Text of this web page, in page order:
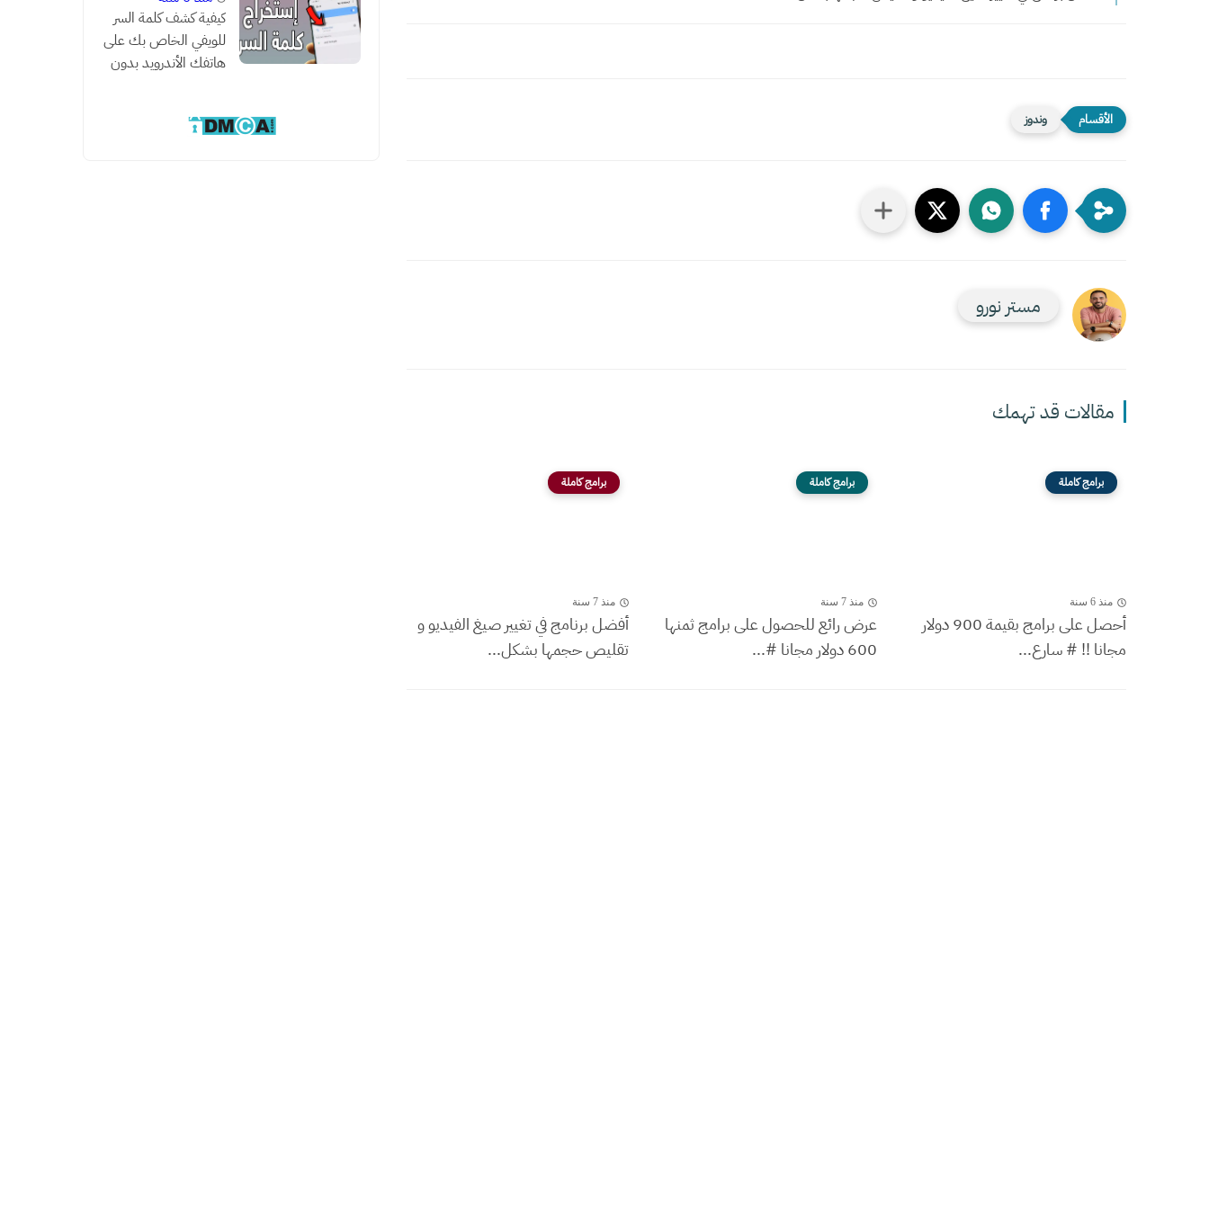
وندوز
مستر نورو
مقالات قد تهمك
برامج كاملة
منذ 6 سنة
أحصل على برامج بقيمة 900 دولار
مجانا !! # سارع...
برامج كاملة
منذ 7 سنة
عرض رائع للحصول على برامج ثمنها
600 دولار مجانا #...
برامج كاملة
منذ 7 سنة
أفضل برنامج في تغيير صيغ الفيديو و
تقليص حجمها بشكل...
كيفية كشف كلمة السر
للويفي الخاص بك على
هاتفك الأندرويد بدون